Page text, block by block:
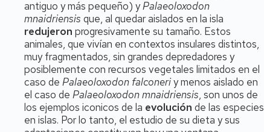
antiguo y más pequeño) yPalaeoloxodon
mnaidriensis que, al quedar aislados en la isla
redujeron progresivamente su tamaño. Estos
animales, que vivían en contextos insulares distintos,
muy fragmentados, sin grandes depredadores y
posiblemente con recursos vegetales limitados en el
caso de Palaeoloxodon falconeriy menos aislado en
el caso de Palaeoloxodon mnaidriensis, son unos de
los ejemplos iconicos de la evolución de las especies
en islas. Por lo tanto, el estudio de su dieta y sus